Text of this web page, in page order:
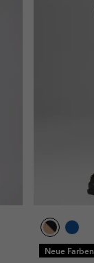
Neue Farben